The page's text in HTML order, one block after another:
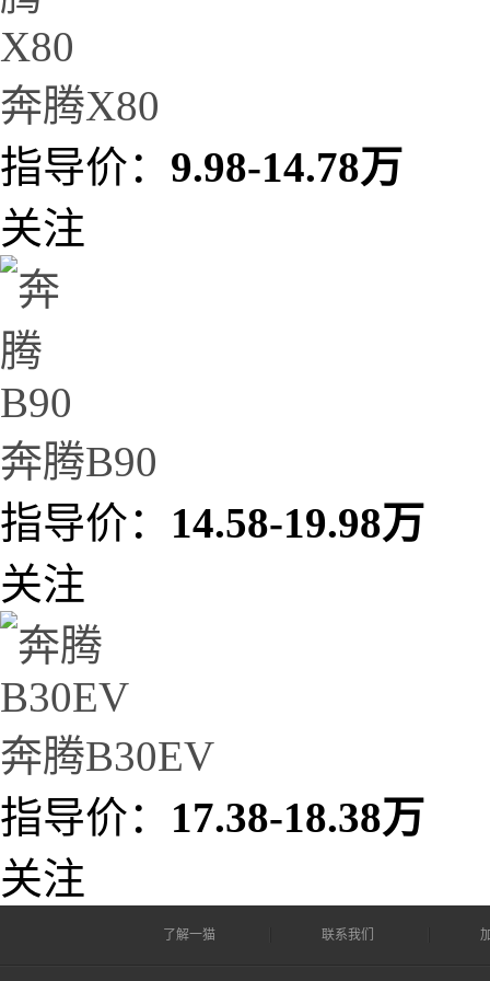
奔腾X80
指导价： 9.98-14.78万
关注
奔腾B90
指导价： 14.58-19.98万
关注
奔腾B30EV
指导价： 17.38-18.38万
关注
了解一猫 联系我们